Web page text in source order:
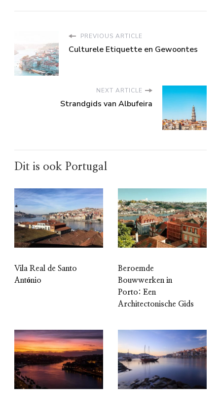
PREVIOUS ARTICLE
Culturele Etiquette en Gewoontes
NEXT ARTICLE
Strandgids van Albufeira
Dit is ook Portugal
Vila Real de Santo
António
Beroemde
Bouwwerken in
Porto: Een
Architectonische Gids